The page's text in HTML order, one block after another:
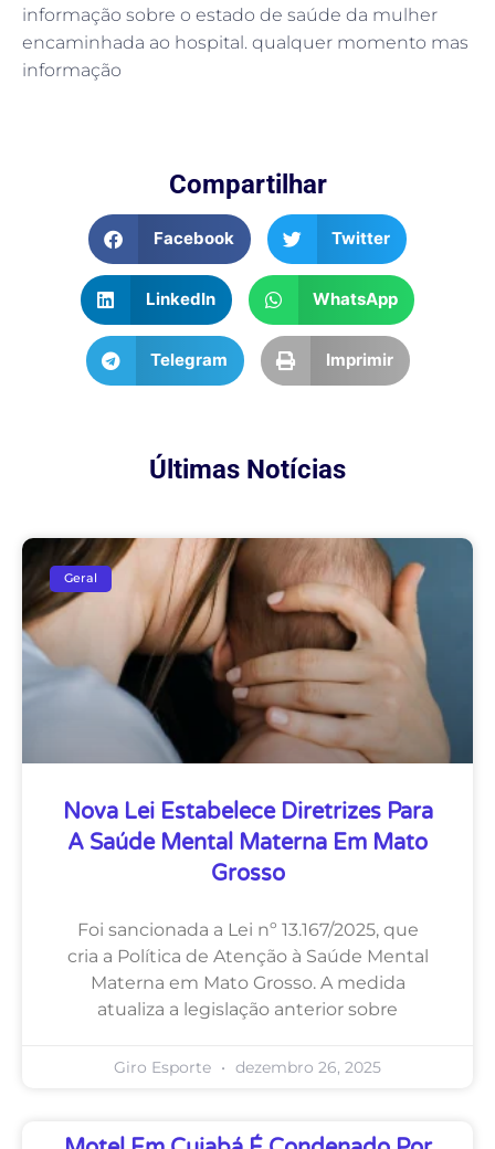
informação sobre o estado de saúde da mulher
encaminhada ao hospital. qualquer momento mas
informação
Compartilhar
Facebook Twitter
LinkedIn WhatsApp
Telegram Imprimir
Últimas Notícias
Geral
Nova Lei Estabelece Diretrizes Para
A Saúde Mental Materna Em Mato
Grosso
Foi sancionada a Lei nº 13.167/2025, que
cria a Política de Atenção à Saúde Mental
Materna em Mato Grosso. A medida
atualiza a legislação anterior sobre
Giro Esporte dezembro 26, 2025